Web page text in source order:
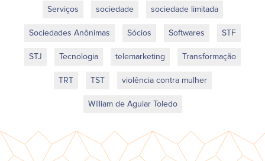
Serviços sociedade sociedade limitada
Sociedades Anônimas Sócios Softwares STF
STJ Tecnologia telemarketing Transformação
TRT TST violência contra mulher
William de Aguiar Toledo